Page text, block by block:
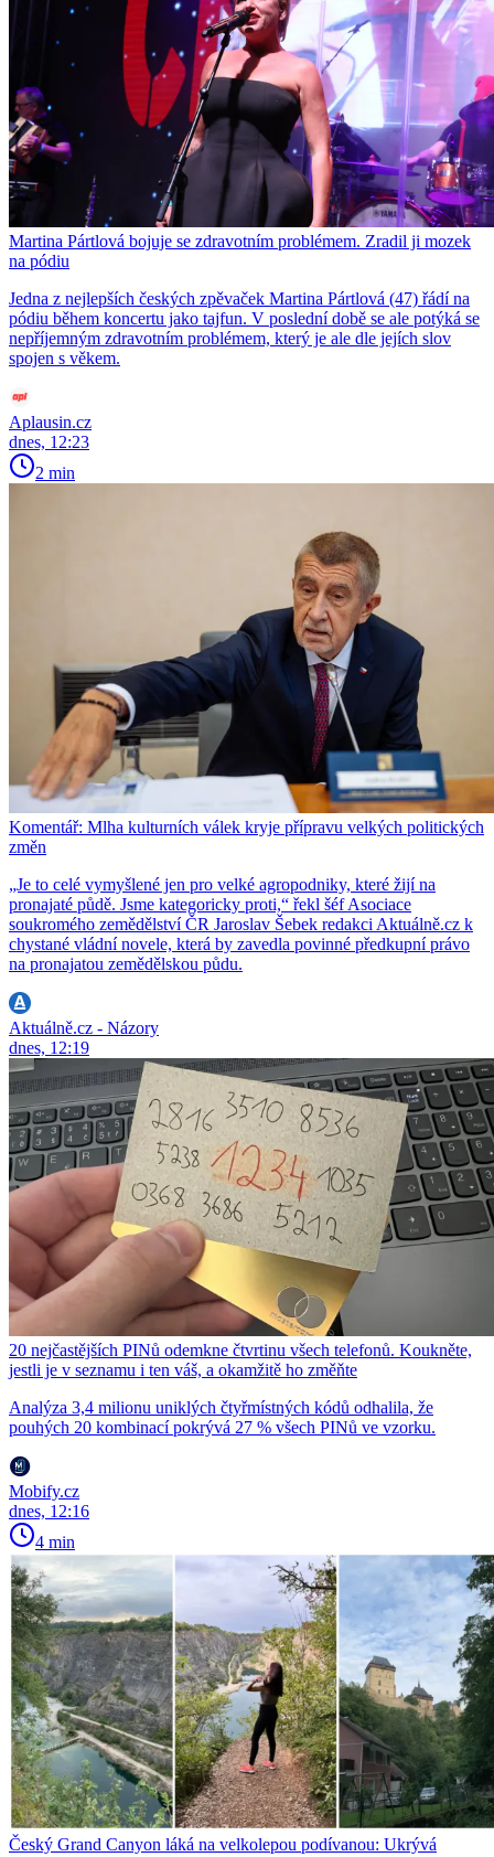
Martina Pártlová bojuje se zdravotním problémem. Zradil ji mozek
na pódiu
Jedna z nejlepších českých zpěvaček Martina Pártlová (47) řádí na
pódiu během koncertu jako tajfun. V poslední době se ale potýká se
nepříjemným zdravotním problémem, který je ale dle jejích slov
spojen s věkem.
Aplausin.cz
dnes, 12:23
2 min
Komentář: Mlha kulturních válek kryje přípravu velkých politických
změn
„Je to celé vymyšlené jen pro velké agropodniky, které žijí na
pronajaté půdě. Jsme kategoricky proti,“ řekl šéf Asociace
soukromého zemědělství ČR Jaroslav Šebek redakci Aktuálně.cz k
chystané vládní novele, která by zavedla povinné předkupní právo
na pronajatou zemědělskou půdu.
Aktuálně.cz - Názory
dnes, 12:19
20 nejčastějších PINů odemkne čtvrtinu všech telefonů. Koukněte,
jestli je v seznamu i ten váš, a okamžitě ho změňte
Analýza 3,4 milionu uniklých čtyřmístných kódů odhalila, že
pouhých 20 kombinací pokrývá 27 % všech PINů ve vzorku.
Mobify.cz
dnes, 12:16
4 min
Český Grand Canyon láká na velkolepou podívanou: Ukrývá